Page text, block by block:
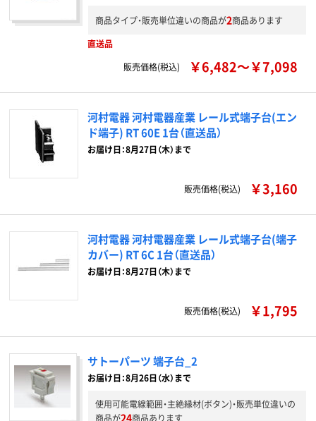
商品タイプ・販売単位違いの商品が2商品あります
直送品
販売価格(税込)
￥6,482～￥7,098
河村電器 河村電器産業 レール式端子台(エン
ド端子) RT 60E 1台（直送品）
お届け日：8月27日（木）まで
販売価格(税込) ￥3,160
河村電器 河村電器産業 レール式端子台(端子
カバー) RT 6C 1台（直送品）
お届け日：8月27日（木）まで
販売価格(税込) ￥1,795
サトーパーツ 端子台_2
お届け日：8月26日（水）まで
使用可能電線範囲・主絶縁材(ボタン)・販売単位違いの
商品が24商品あります